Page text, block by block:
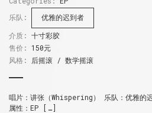
乐队:
优雅的迟到者
介质: 十寸彩胶
售价: 150元
风格:
后摇滚 / 数学摇滚
唱片：讲张（Whispering） 乐队：优雅的
属性：EP […]